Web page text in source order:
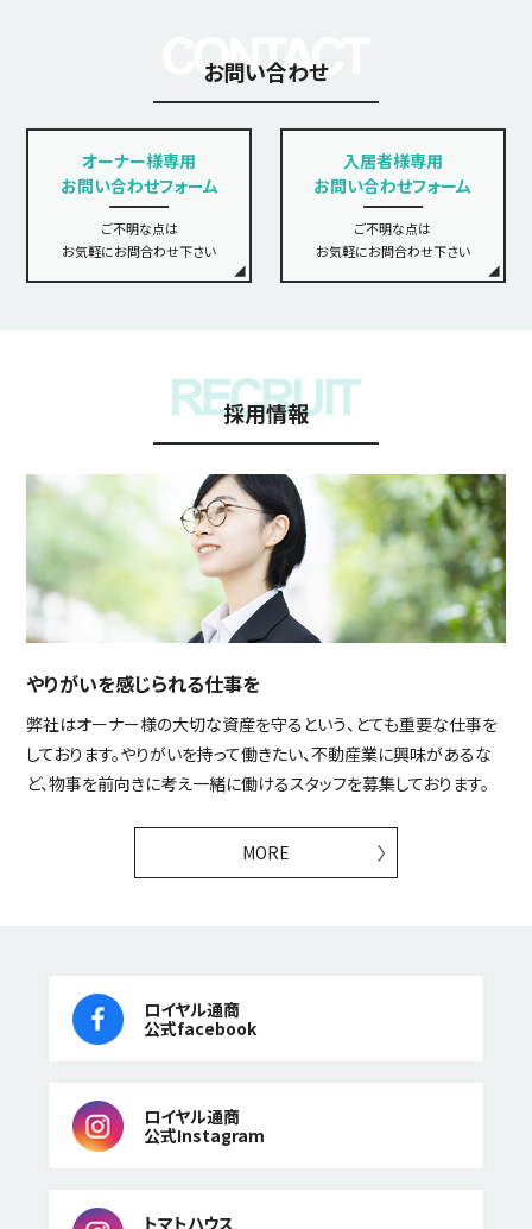
お問い合わせ
オーナー様専用
お問い合わせフォーム
ご不明な点は
お気軽にお問合わせ下さい
入居者様専用
お問い合わせフォーム
ご不明な点は
お気軽にお問合わせ下さい
採用情報
やりがいを感じられる仕事を
弊社はオーナー様の大切な資産を守るという、とても重要な仕事を
しております。やりがいを持って働きたい、不動産業に興味があるな
ど、物事を前向きに考え一緒に働けるスタッフを募集しております。
MORE
ロイヤル通商
公式facebook
ロイヤル通商
公式Instagram
トマトハウス